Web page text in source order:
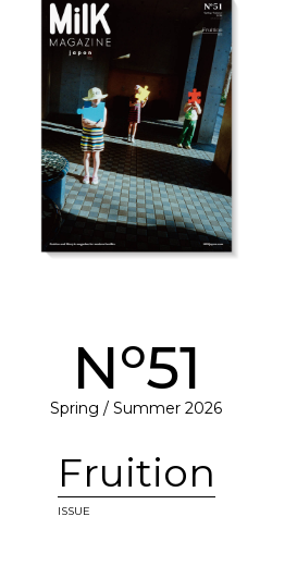
No51
Spring / Summer 2026
Fruition
ISSUE